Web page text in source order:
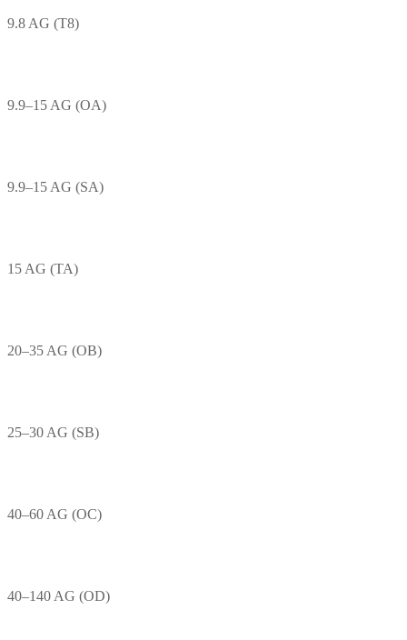
9.8 AG (T8)
9.9–15 AG (OA)
9.9–15 AG (SA)
15 AG (TA)
20–35 AG (OB)
25–30 AG (SB)
40–60 AG (OC)
40–140 AG (OD)